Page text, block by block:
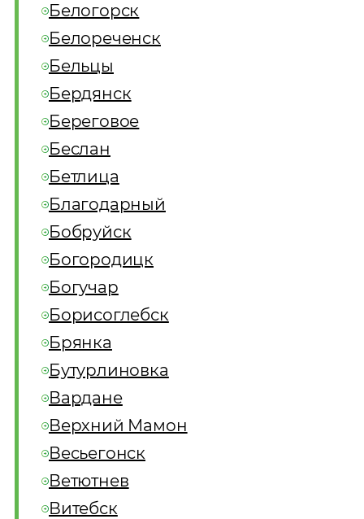
Белогорск
Белореченск
Бельцы
Бердянск
Береговое
Беслан
Бетлица
Благодарный
Бобруйск
Богородицк
Богучар
Борисоглебск
Брянка
Бутурлиновка
Вардане
Верхний Мамон
Весьегонск
Ветютнев
Витебск